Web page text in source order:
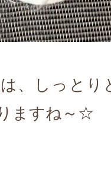
、しっとり
ますね～☆